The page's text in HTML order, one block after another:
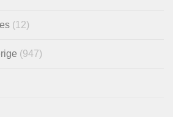
(12)
(947)